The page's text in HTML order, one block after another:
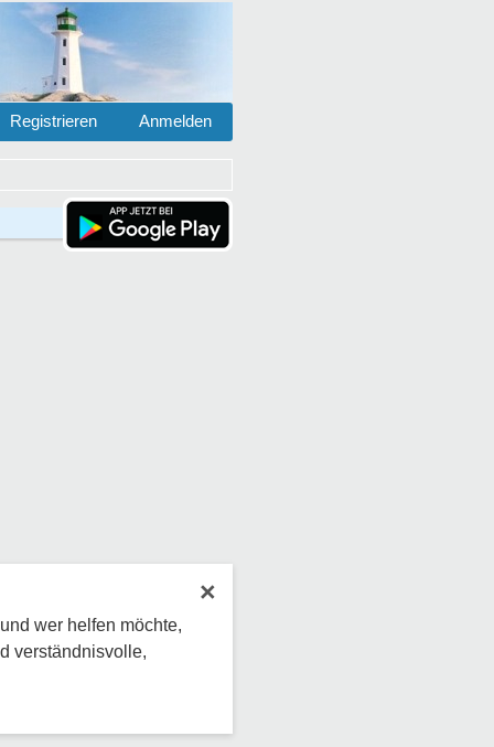
Anmelden
Registrieren
×
wer helfen möchte,
verständnisvolle,